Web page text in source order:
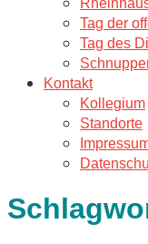
Tag der
Tag des
Kontakt
Kollegium
Standorte